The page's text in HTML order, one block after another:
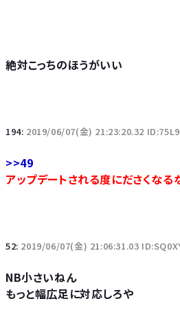
絶対こっちのほうがいい
194: 2019/06/07(金) 21:23:20.32
>>49
アップデートされる度にださくなる
52: 2019/06/07(金) 21:06:31.03
NB小さいねん
もっと幅広足に対応しろや